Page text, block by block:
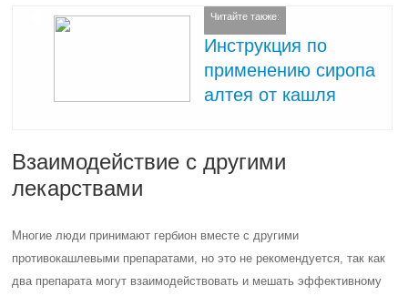
Читайте также:
Инструкция по
применению сиропа
алтея от кашля
Взаимодействие с другими
лекарствами
Многие люди принимают гербион вместе с другими
противокашлевыми препаратами, но это не рекомендуется, так как
два препарата могут взаимодействовать и мешать эффективному